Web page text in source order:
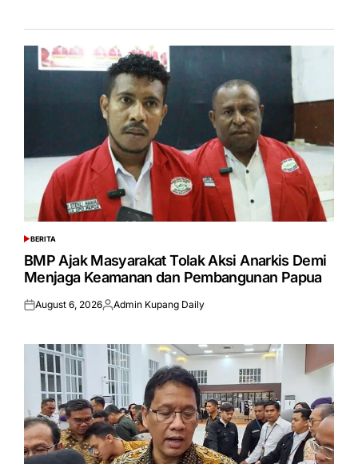
POSTED
IN
BERITA
BMP Ajak Masyarakat Tolak Aksi Anarkis Demi
Menjaga Keamanan dan Pembangunan Papua
Posted
August 6, 2026Posted
Admin Kupang Daily